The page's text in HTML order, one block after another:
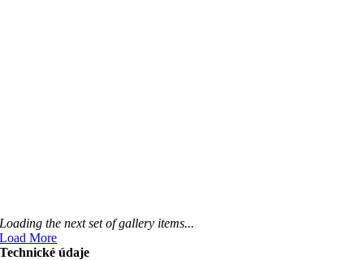
Loading the next set of gallery items...
Load More
Technické údaje